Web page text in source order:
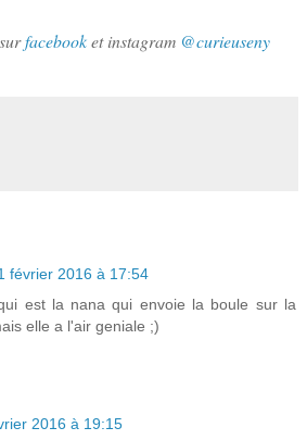
facebooket instagram @curieuseny
février 2016 à 17:54
est la nana qui envoie la boule sur la
elle a l'air geniale ;)
2016 à 19:15